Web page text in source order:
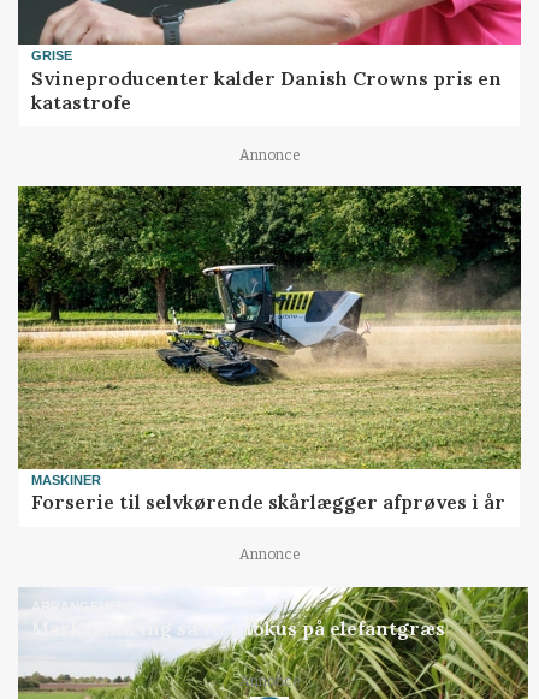
GRISE
Svineproducenter kalder Danish Crowns pris en
katastrofe
Annonce
MASKINER
Forserie til selvkørende skårlægger afprøves i år
Annonce
ARRANGEMENT
Markvandring sætter fokus på elefantgræs
Annonce